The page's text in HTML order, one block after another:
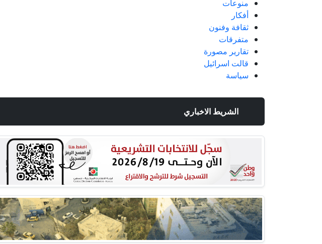
منوعات
أفكار
ثقافة وفنون
متفرقات
تقارير مصورة
قالت اسرائيل
سياسة
الشريط الاخباري